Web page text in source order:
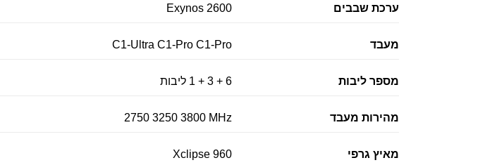
ערכת שבבים Exynos 2600
מעבד C1-Ultra C1-Pro C1-Pro
מספר ליבות 6 + 3 + 1 ליבות
מהירות מעבד 2750 3250 3800 MHz
מאיץ גרפי Xclipse 960